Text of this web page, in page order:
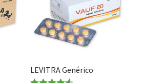
LEVITRA Genérico